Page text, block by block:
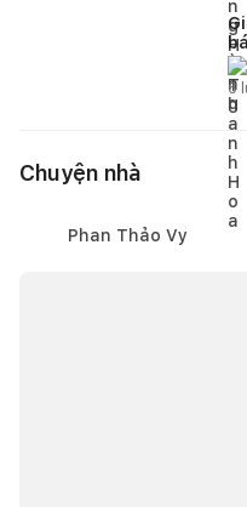
6
Chuyện nhà
Phan Thảo Vy